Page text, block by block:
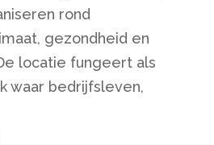
rond
gezondheid en
locatie fungeert als
waar bedrijfsleven,